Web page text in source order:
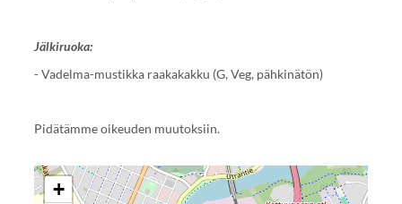
Jälkiruoka:
- Vadelma-mustikka raakakakku (G, Veg, pähkinätön)
Pidätämme oikeuden muutoksiin.
+